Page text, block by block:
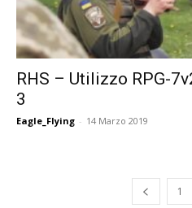
RHS – Utilizzo RPG-
3
Eagle_Flying - 14 Marzo 2019
1